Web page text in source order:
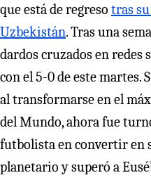
que está de regreso tras
Uzbekistán. Tras una
dardos cruzados en redes
con el 5-0 de este
al transformarse en el
del Mundo, ahora fue
futbolista en convertir en
planetario y superó a